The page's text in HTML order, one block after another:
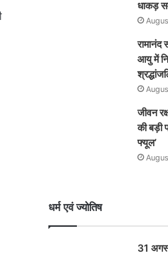
धाकड़
रामानंद
आयु में
जीवन
की बड़ी
फ्यूल’
धर्म एवं ज्योतिष
31